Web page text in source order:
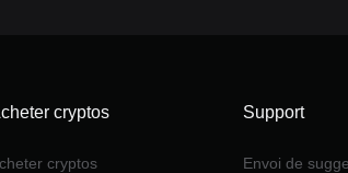
cryptos
cryptos
Support
Envoi de